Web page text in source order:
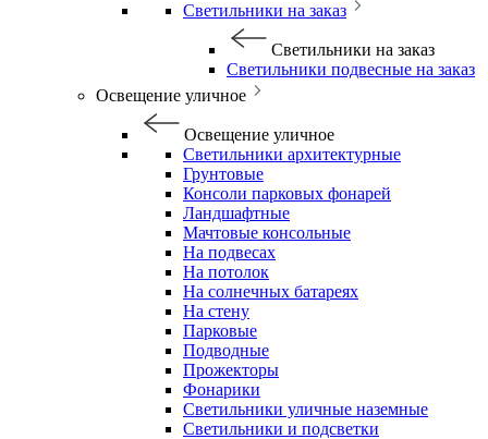
Светильники на заказ
Светильники на заказ
Светильники подвесные на заказ
Освещение уличное
Освещение уличное
Светильники архитектурные
Грунтовые
Консоли парковых фонарей
Ландшафтные
Мачтовые консольные
На подвесах
На потолок
На солнечных батареях
На стену
Парковые
Подводные
Прожекторы
Фонарики
Светильники уличные наземные
Светильники и подсветки